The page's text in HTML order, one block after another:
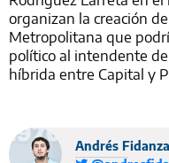
organizan la creación
Metropolitana que
político al intendente
híbrida entre Capital y
Andrés Fidanza